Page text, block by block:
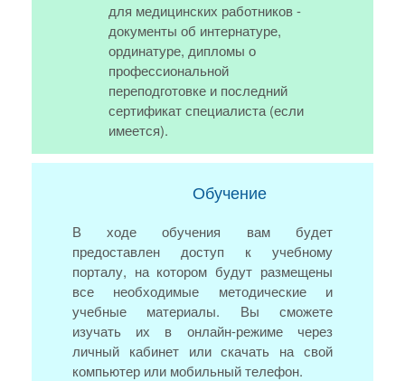
для медицинских работников -
документы об интернатуре,
ординатуре, дипломы о
профессиональной
переподготовке и последний
сертификат специалиста (если
имеется).
Обучение
В ходе обучения вам будет
предоставлен доступ к учебному
порталу, на котором будут размещены
все необходимые методические и
учебные материалы. Вы сможете
изучать их в онлайн-режиме через
личный кабинет или скачать на свой
компьютер или мобильный телефон.